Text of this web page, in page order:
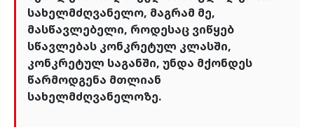
სახელმძღვანელო, მაგრამ მე,
მასწავლებელი, როდესაც ვიწყებ
სწავლებას კონკრეტულ კლასში,
კონკრეტულ საგანში, უნდა მქონდეს
წარმოდგენა მთლიან
სახელმძღვანელოზე.